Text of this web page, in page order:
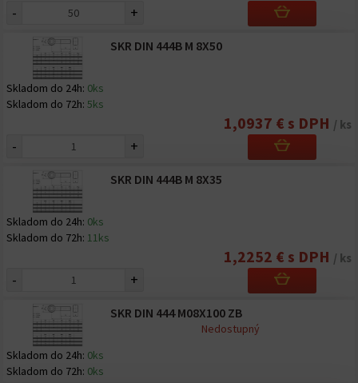
- +
SKR DIN 444B M 8X50
Skladom do 24h: 0ks
Skladom do 72h: 5ks
1,0937 € s DPH / ks
- +
SKR DIN 444B M 8X35
Skladom do 24h: 0ks
Skladom do 72h: 11ks
1,2252 € s DPH / ks
- +
SKR DIN 444 M08X100 ZB
Skladom do 24h: 0ks
Skladom do 72h: 0ks
Nedostupný